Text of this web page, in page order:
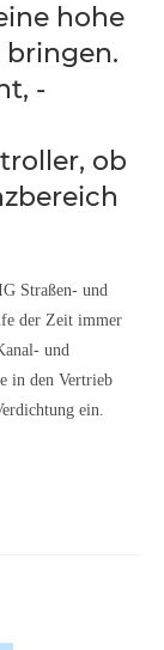
hohe
bringen.
ob
Straßen- und
der Zeit immer
und
in den Vertrieb
ein.